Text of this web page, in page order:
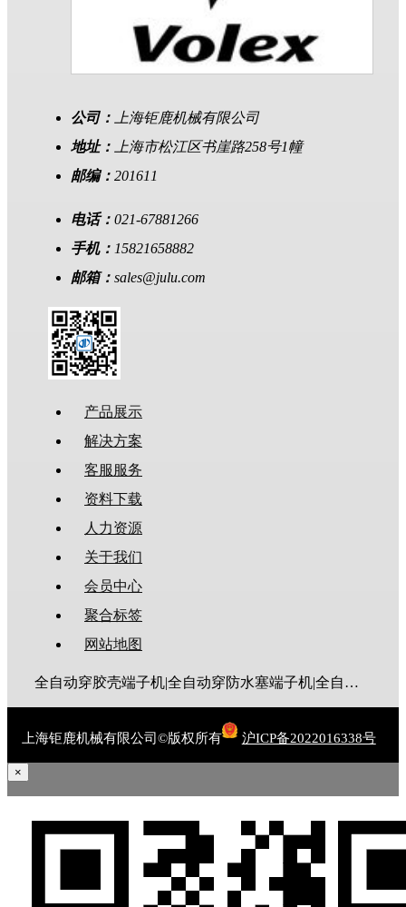
公司：
上海钜鹿机械有限公司
地址：
上海市松江区书崖路258号1幢
邮编： 201611
电话： 021-67881266
手机： 15821658882
邮箱： sales@julu.com
产品展示
解决方案
客服服务
资料下载
人力资源
关于我们
会员中心
聚合标签
网站地图
全自动穿胶壳端子机|全自动穿防水塞端子机|全自动穿热缩管端子机|全自动穿护套端子机|全自动穿号码管端子机|全自动端子机|全自动穿防水栓端子机|端子压着机|端子压接机|静音端子机|多芯线端子机|护套线端子机|全自动排线端子机|新能源大平方压接机|电脑剥线机|自动剥线机|裁线机|剥线机
上海钜鹿机械有限公司©版权所有 沪ICP备2022016338号
×